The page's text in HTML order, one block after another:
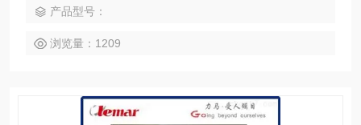
产品型号：
浏览量：1209